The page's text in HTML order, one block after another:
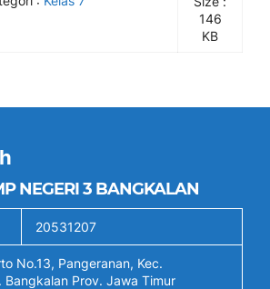
146
KB
NEGERI 3 BANGKALAN
20531207
No.13, Pangeranan, Kec.
Bangkalan Prov. Jawa Timur